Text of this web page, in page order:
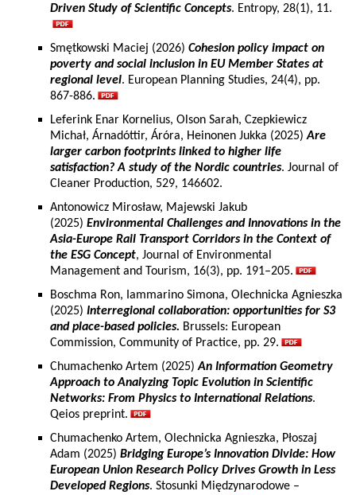
Driven Study of Scientific Concepts. Entropy, 28(1), 11.
Smętkowski Maciej (2026) Cohesion policy impact on
poverty and social inclusion in EU Member States at
regional level. European Planning Studies, 24(4), pp.
867-886.
Leferink Enar Kornelius, Olson Sarah, Czepkiewicz
Michał, Árnadóttir, Áróra, Heinonen Jukka (2025)Are
larger carbon footprints linked to higher life
satisfaction? A study of the Nordic countries. Journal of
Cleaner Production, 529, 146602.
Antonowicz Mirosław, Majewski Jakub
(2025) Environmental Challenges and Innovations in the
Asia-Europe Rail Transport Corridors in the Context of
the ESG Concept, Journal of Environmental
Management and Tourism, 16(3), pp. 191–205.
Boschma Ron, Iammarino Simona, Olechnicka Agnieszka
(2025) Interregional collaboration: opportunities for S3
and place-based policies. Brussels: European
Commission, Community of Practice, pp. 29.
Chumachenko Artem (2025)An Information Geometry
Approach to Analyzing Topic Evolution in Scientific
Networks: From Physics to International Relations.
Qeios preprint.
Chumachenko Artem, Olechnicka Agnieszka, Płoszaj
Adam (2025) Bridging Europe’s Innovation Divide: How
European Union Research Policy Drives Growth in Less
Developed Regions. Stosunki Międzynarodowe –